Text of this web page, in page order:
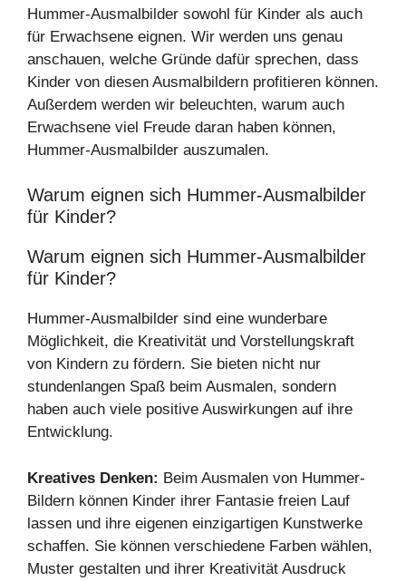
Hummer-Ausmalbilder sowohl für Kinder als auch
für Erwachsene eignen. Wir werden uns genau
anschauen, welche Gründe dafür sprechen, dass
Kinder von diesen Ausmalbildern profitieren können.
Außerdem werden wir beleuchten, warum auch
Erwachsene viel Freude daran haben können,
Hummer-Ausmalbilder auszumalen.
Warum eignen sich Hummer-Ausmalbilder
für Kinder?
Warum eignen sich Hummer-Ausmalbilder
für Kinder?
Hummer-Ausmalbilder sind eine wunderbare
Möglichkeit, die Kreativität und Vorstellungskraft
von Kindern zu fördern. Sie bieten nicht nur
stundenlangen Spaß beim Ausmalen, sondern
haben auch viele positive Auswirkungen auf ihre
Entwicklung.
Kreatives Denken: Beim Ausmalen von Hummer-
Bildern können Kinder ihrer Fantasie freien Lauf
lassen und ihre eigenen einzigartigen Kunstwerke
schaffen. Sie können verschiedene Farben wählen,
Muster gestalten und ihrer Kreativität Ausdruck